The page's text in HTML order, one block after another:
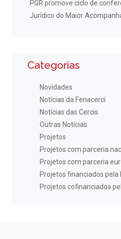
PGR promove ciclo de
Jurídico do Maior
Categorias
Novidades
Notícias da Fenacerci
Notícias das Cercis
Outras Notícias
Projetos
Projetos com parceria
Projetos com parceria
Projetos financiados pela
Projetos cofinanciados